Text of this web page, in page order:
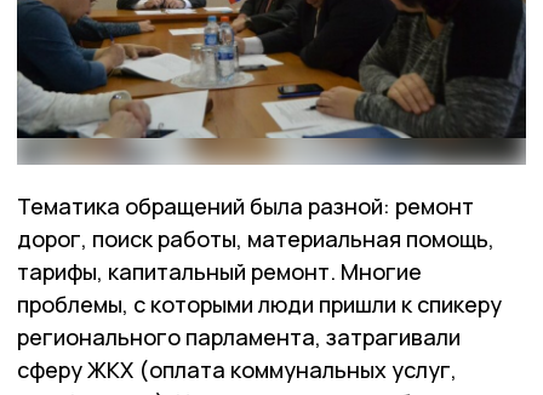
Тематика обращений была разной: ремонт
дорог, поиск работы, материальная помощь,
тарифы, капитальный ремонт. Многие
проблемы, с которыми люди пришли к спикеру
регионального парламента, затрагивали
сферу ЖКХ (оплата коммунальных услуг,